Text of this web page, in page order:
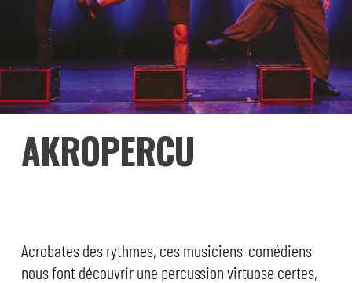
AKROPERCU
Acrobates des rythmes, ces musiciens-comédiens
nous font découvrir une percussion virtuose certes,